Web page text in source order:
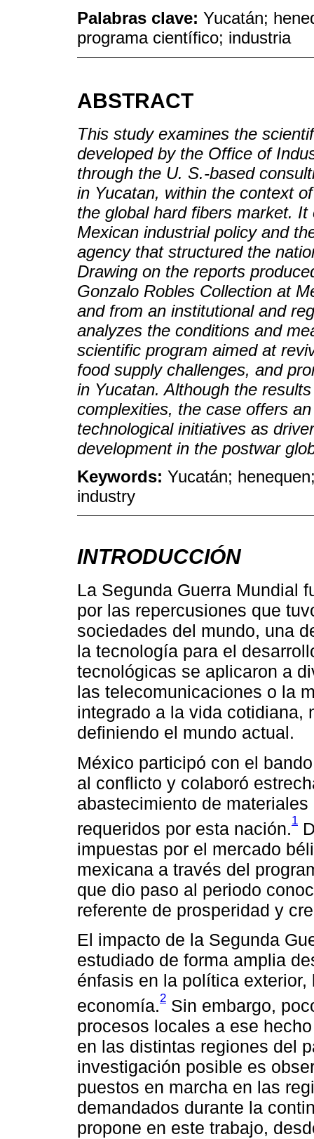
Palabras clave: Yucatán;
programa científico; industria
ABSTRACT
This study examines the
developed by the Office of
through the U. S.-based
in Yucatan, within the context
the global hard fibers market.
Mexican industrial policy and
agency that structured the
Drawing on the reports
Gonzalo Robles Collection at
and from an institutional and
analyzes the conditions and
scientific program aimed at
food supply challenges, and
in Yucatan. Although the
complexities, the case offers
technological initiatives as
development in the postwar
Keywords: Yucatán;
industry
INTRODUCCIÓN
La Segunda Guerra Mundial
por las repercusiones que
sociedades del mundo, una
la tecnología para el
tecnológicas se aplicaron a
las telecomunicaciones o la
integrado a la vida cotidiana,
definiendo el mundo actual.
México participó con el
al conflicto y colaboró
abastecimiento de
requeridos por esta nación.1
impuestas por el mercado
mexicana a través del
que dio paso al periodo
referente de prosperidad y
El impacto de la Segunda
estudiado de forma amplia
énfasis en la política
economía.2 Sin embargo,
procesos locales a ese
en las distintas regiones del
investigación posible es
puestos en marcha en las
demandados durante la
propone en este trabajo,